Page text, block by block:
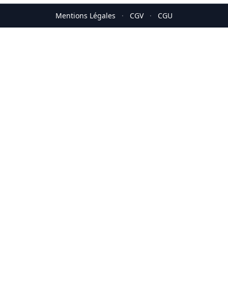
Mentions Légales · CGV · CGU